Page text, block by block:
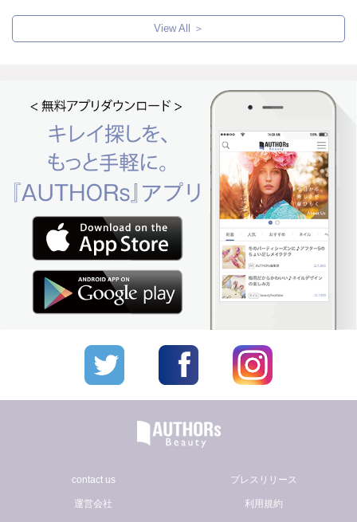
View All ＞
contact us プレスリリース
運営会社 利用規約